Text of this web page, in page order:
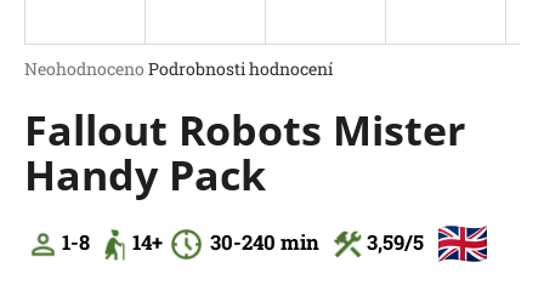
Průměrné
produktu
je
0,0
hvězdiček.
Neohodnoceno Podrobnosti hodnocení
Fallout Robots Mister
Handy Pack
1-8 14+ 30-240 min 3,59/5
j
t
?